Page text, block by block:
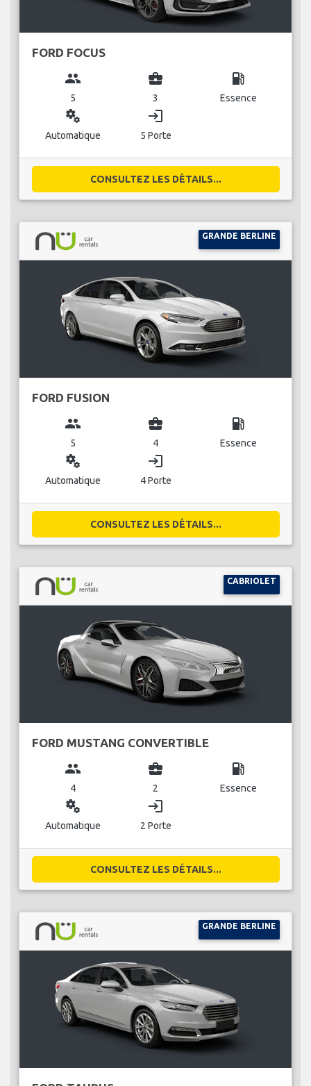
FORD FOCUS
group
5
business_center
3
local_gas_station
Essence
miscellaneous_services
Automatique
login
5 Porte
CONSULTEZ LES DÉTAILS...
GRANDE BERLINE
FORD FUSION
group
5
business_center
4
local_gas_station
Essence
miscellaneous_services
Automatique
login
4 Porte
CONSULTEZ LES DÉTAILS...
CABRIOLET
FORD MUSTANG CONVERTIBLE
group
4
business_center
2
local_gas_station
Essence
miscellaneous_services
Automatique
login
2 Porte
CONSULTEZ LES DÉTAILS...
GRANDE BERLINE